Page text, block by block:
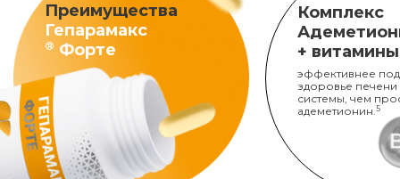
Преимущества
Гепарамакс
® Форте
Комплекс
+
эффективнее
здоровье печени
системы, чем
адеметионин. 5